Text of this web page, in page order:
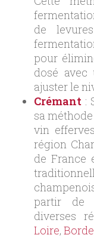
de
pour
dosé avec
ajuster le
Crémant:
sa
vin
région
de France
partir de
diverses
Loire,